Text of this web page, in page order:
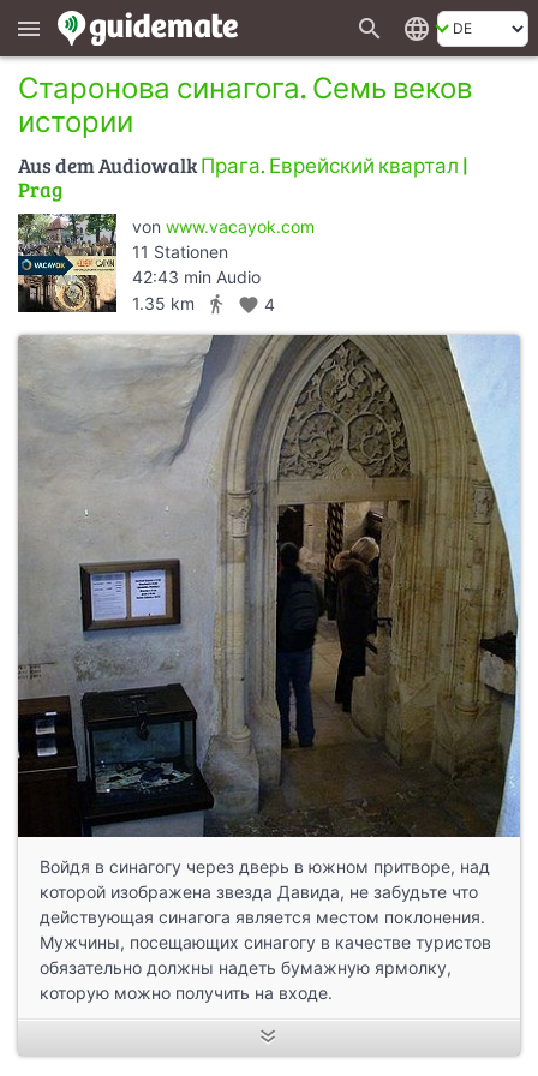
menu search language
Старонова синагога. Семь веков
истории
Aus dem AudiowalkПрага. Еврейский квартал |
Prag
von www.vacayok.com
11 Stationen
42:43 min Audio
1.35 km
directions_walk favorite 4
Войдя в синагогу через дверь в южном притворе, над
которой изображена звезда Давида, не забудьте что
действующая синагога является местом поклонения.
Мужчины, посещающих синагогу в качестве туристов
обязательно должны надеть бумажную ярмолку,
которую можно получить на входе.
Время почти не изменило Староновую синагогу. Все